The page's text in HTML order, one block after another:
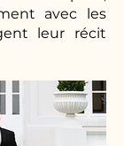
avec les
leur récit